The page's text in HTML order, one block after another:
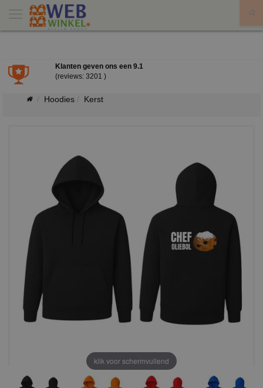
Klanten geven ons een 9.1
(reviews: 3201 )
Hoodies Kerst
klik voor schermvullend